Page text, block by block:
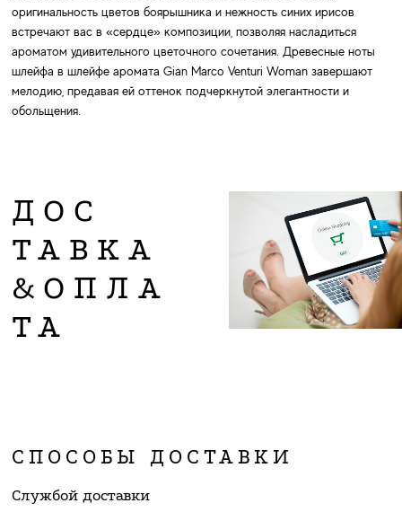
оригинальность цветов боярышника и нежность синих ирисов
встречают вас в «сердце» композиции, позволяя насладиться
ароматом удивительного цветочного сочетания. Древесные ноты
шлейфа в шлейфе аромата Gian Marco Venturi Woman завершают
мелодию, предавая ей оттенок подчеркнутой элегантности и
обольщения.
ДОС
ТАВКА
&ОПЛА
ТА
СПОСОБЫ ДОСТАВКИ
Службой доставки